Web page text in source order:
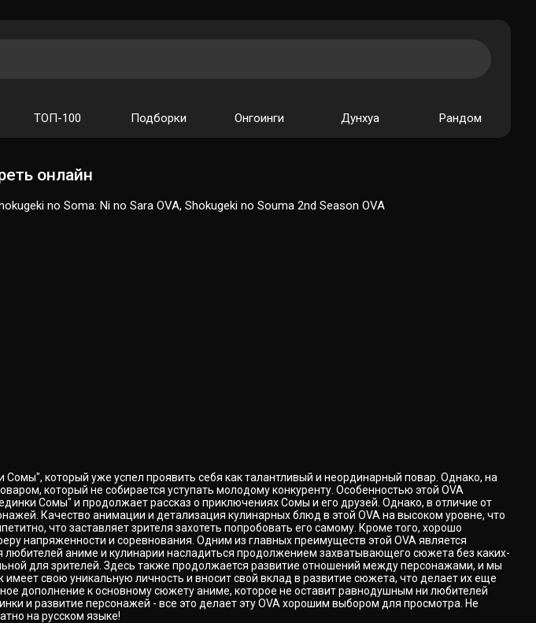
ТОП-100 Подборки Онгоинги Дунхуа Рандом
онлайн
no Soma: Ni no Sara OVA, Shokugeki no Souma 2nd Season OVA
который уже успел проявить себя как талантливый и неординарный повар. Однако, на
который не собирается уступать молодому конкуренту. Особенностью этой OVA
Сомы" и продолжает рассказ о приключениях Сомы и его друзей. Однако, в отличие от
Качество анимации и детализация кулинарных блюд в этой OVA на высоком уровне, что
что заставляет зрителя захотеть попробовать его самому. Кроме того, хорошо
напряженности и соревнования. Одним из главных преимуществ этой OVA является
аниме и кулинарии насладиться продолжением захватывающего сюжета без каких-
для зрителей. Здесь также продолжается развитие отношений между персонажами, и мы
свою уникальную личность и вносит свой вклад в развитие сюжета, что делает их еще
дополнение к основному сюжету аниме, которое не оставит равнодушным ни любителей
и развитие персонажей - все это делает эту OVA хорошим выбором для просмотра. Не
на русском языке!